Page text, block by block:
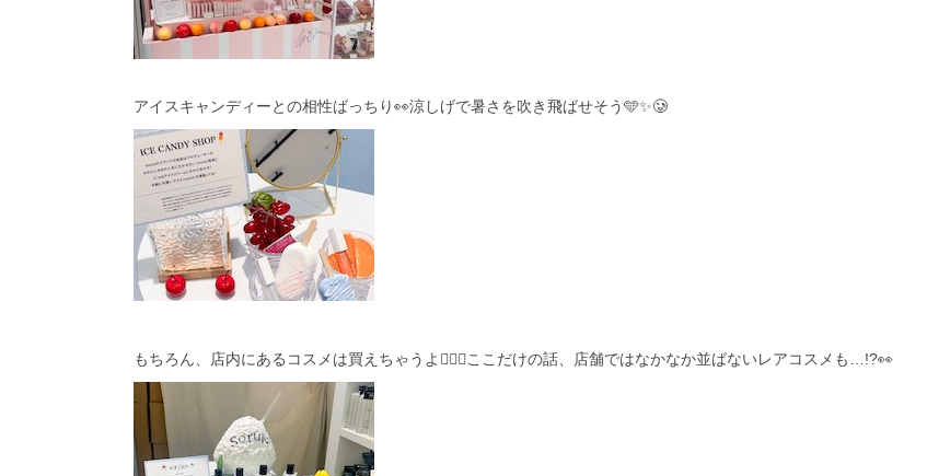
アイスキャンディーとの相性ばっちり👀涼しげで暑さを吹き飛ばせそう🩵✨🥲
もちろん、店内にあるコスメは買えちゃうよ🙆🏻‍♀️ここだけの話、店舗ではなかなか並ばないレアコスメも…!?👀